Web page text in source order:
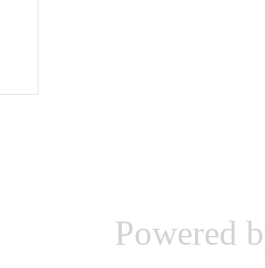
Powered